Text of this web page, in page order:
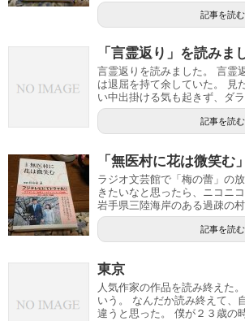
記事を読む
「言霊返り」を読みま
言霊返りを読みました。 言霊
は退屈を持て余していた。 見
い中出掛ける気も起きず、ダ
記事を読む
「無医村に花は微笑む
ラジオ文芸館で「梅の蕾」の
きたいなと思ったら、ニコニ
岩手県三陸海岸のある過疎の
記事を読む
東京
人気作家の作品を読み終えた
いう。 なんだか読み終えて、
違うと思った。 僕が２３歳の